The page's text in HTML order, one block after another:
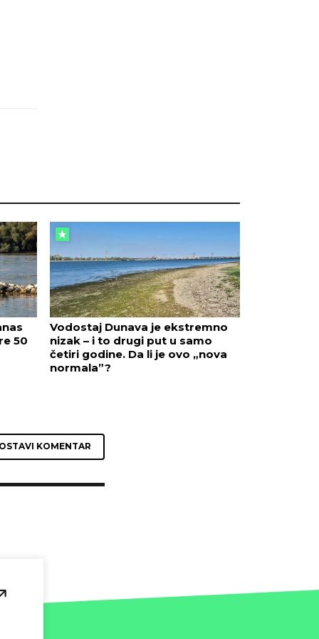
50
Vodostaj Dunava je ekstremno
nizak – i to drugi put u samo
četiri godine. Da li je ovo „nova
normala”?
OSTAVI KOMENTAR